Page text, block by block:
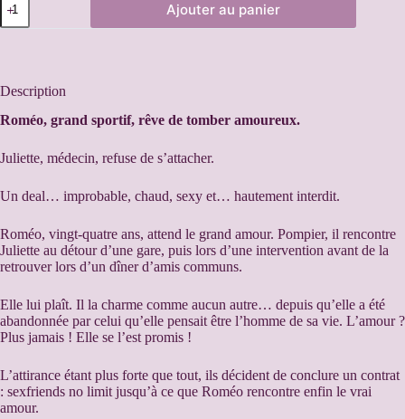
Ajouter au panier
e
n
t
i
e
Description
Roméo, grand sportif, rêve de tomber amoureux.
Juliette, médecin, refuse de s’attacher.
Un deal… improbable, chaud, sexy et… hautement interdit.
Roméo, vingt-quatre ans, attend le grand amour. Pompier, il rencontre
Juliette au détour d’une gare, puis lors d’une intervention avant de la
retrouver lors d’un dîner d’amis communs.
Elle lui plaît. Il la charme comme aucun autre… depuis qu’elle a été
abandonnée par celui qu’elle pensait être l’homme de sa vie. L’amour ?
Plus jamais ! Elle se l’est promis !
L’attirance étant plus forte que tout, ils décident de conclure un contrat
: sexfriends no limit jusqu’à ce que Roméo rencontre enfin le vrai
amour.